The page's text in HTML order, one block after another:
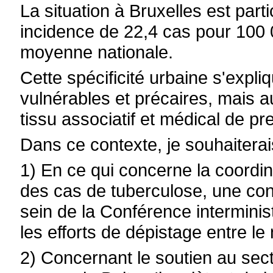
La situation à Bruxelles est
incidence de 22,4 cas pour
moyenne nationale.
Cette spécificité urbaine
vulnérables et précaires, mais
tissu associatif et médical de
Dans ce contexte, je
1) En ce qui concerne la
des cas de tuberculose, une
sein de la Conférence
les efforts de dépistage entre
2) Concernant le soutien au